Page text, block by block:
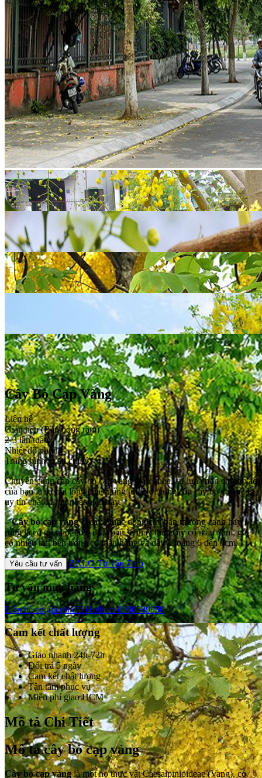
Cây Bò Cạp Vàng
Liên hệ
Gián tiếp (Bán bóng râm)
2-3 lần/tuần
Nhiệt độ phòng
Trung bình (Căn chú ý)
Chuyên cung cấp cây bò cạp vàng toàn quốc, sự lựa chọn chính xác
của bạn là sự hài lòng của chúng tôi. Nơi cung cấp cây bò cạp vàng
uy tín chất lượng nhất hiện nay.
–Cây bò cạp vànglà cây thuộc dòng cây bán thường canh hay
rụng lá có gỗ nhỡ. Nếu để ý bạn sẽ thấy thân cây có màu xám, gỗ
có nhiều thịt bên trong có màu hồng và dày khoảng 6 đến 8cm.
Yêu cầu tư vấn ZALO Tư vấn Zalo
Tư vấn mua hàng
Liên hệ có giá ưu đãiHotline: 0906389990
Cam kết chất lượng
Giao nhanh 24h-72h
Đổi trả 5 ngày
Cam kết chất lượng
Tận tâm phục vụ
Miễn phí giao HCM
Mô tả Chi Tiết
Mô tả cây bò cạp vàng
Cây bò cạp vànglà một họ thực vật Caesalpinioideae (Vang), có